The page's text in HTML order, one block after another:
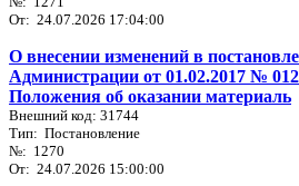
От: 24.07.2026 17:04:00
О внесении изменений в
Администрации от 01.02.2017 №
Положения об оказании материаль
Внешний код: 31744
Тип: Постановление
№: 1270
От: 24.07.2026 15:00:00